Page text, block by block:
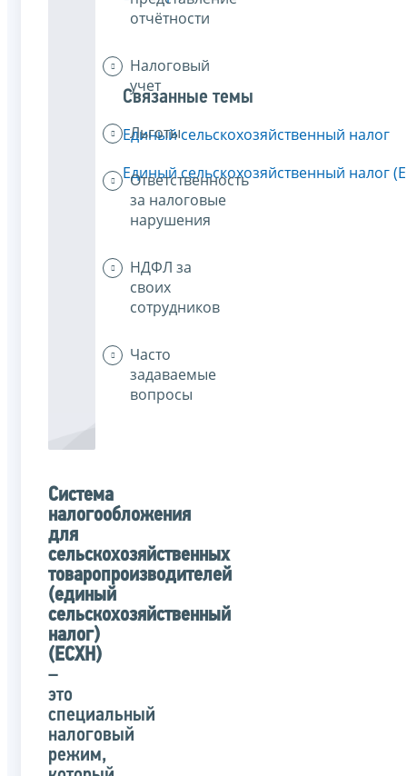
отчётности
Налоговый
учет
Льготы
Ответственность
за налоговые
нарушения
НДФЛ за
своих
сотрудников
Часто
задаваемые
вопросы
Система
налогообложения
для
сельскохозяйственных
товаропроизводителей
(единый
сельскохозяйственный
налог)
(ЕСХН)
–
это
специальный
налоговый
режим,
Связанные темы
Единый сельскохозяйственный налог
Единый сельскохозяйственный налог